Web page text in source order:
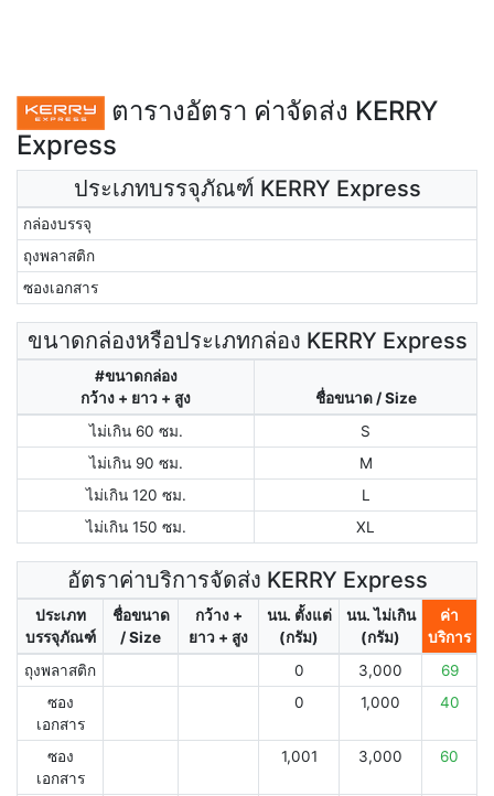
ตารางอัตรา ค่าจัดส่ง KERRY
Express
ประเภทบรรจุภัณฑ์ KERRY Express
กล่องบรรจุ
ถุงพลาสติก
ซองเอกสาร
ขนาดกล่องหรือประเภทกล่อง KERRY Express
#ขนาดกล่อง
กว้าง + ยาว + สูง
ชื่อขนาด / Size
ไม่เกิน 60 ซม.
S
ไม่เกิน 90 ซม.
M
ไม่เกิน 120 ซม.
L
ไม่เกิน 150 ซม.
XL
อัตราค่าบริการจัดส่ง KERRY Express
ประเภท
บรรจุภัณฑ์
ชื่อขนาด
/ Size
กว้าง +
ยาว + สูง
นน. ตั้งแต่
(กรัม)
นน. ไม่เกิน
(กรัม)
ค่า
บริการ
ถุงพลาสติก
0 3,000
69
ซอง
เอกสาร
0 1,000 40
ซอง
เอกสาร
1,001 3,000 60